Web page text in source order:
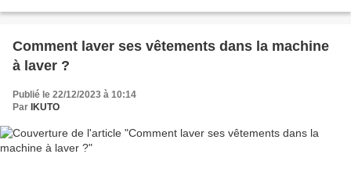
Comment laver ses vêtements dans la machine
à laver ?
Publié le 22/12/2023 à 10:14
Par IKUTO